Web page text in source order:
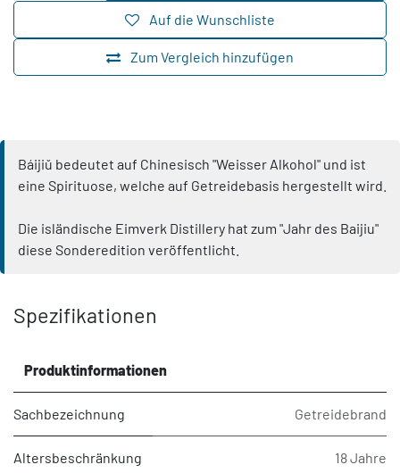
Zum Vergleich hinzufügen
Auf die Wunschliste
Báijiǔ bedeutet auf Chinesisch "Weisser Alkohol" und ist
eine Spirituose, welche auf Getreidebasis hergestellt wird.
Die isländische Eimverk Distillery hat zum "Jahr des Baijiu"
diese Sonderedition veröffentlicht.
Spezifikationen
Produktinformationen
Sachbezeichnung Getreidebrand
Altersbeschränkung 18 Jahre